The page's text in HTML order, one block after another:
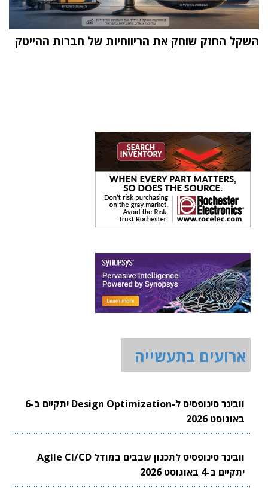
השקל החזק שוחק את הריווחיות של חברות ההייטק
ארועים בתעשייה
וובינר סינופסיס ל-Design Optimization יתקיים ב-6
באוגוסט 2026
וובינר סינופסיס לתכנון שבבים במודל Agile CI/CD
יתקיים ב-4 באוגוסט 2026